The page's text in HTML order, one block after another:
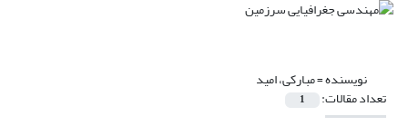
نویسنده =مبارکی، امید
تعداد مقالات: 1